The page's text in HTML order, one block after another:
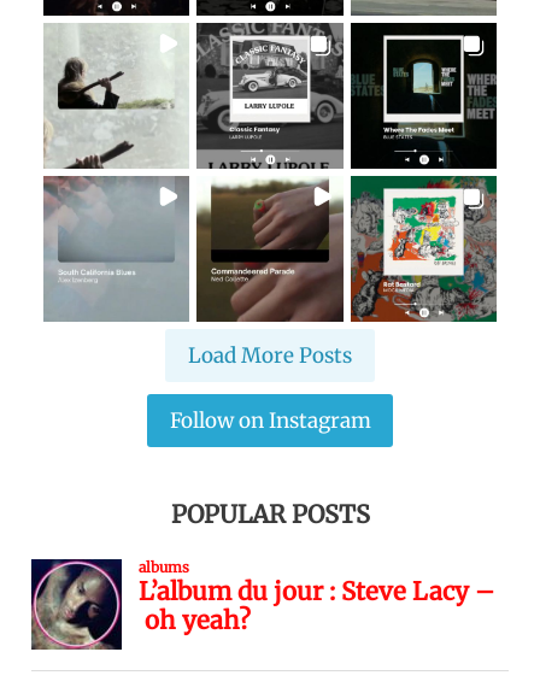
Load More Posts
Follow on Instagram
POPULAR POSTS